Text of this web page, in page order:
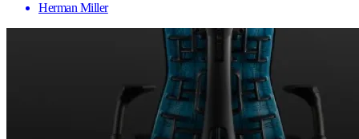
Herman Miller